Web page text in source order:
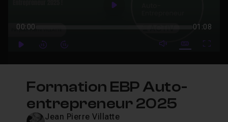
Play
00:00 01:08
PlayForwardForward mute video
Subtitles
Formation EBP Auto-
entrepreneur 2025
Jean Pierre Villatte